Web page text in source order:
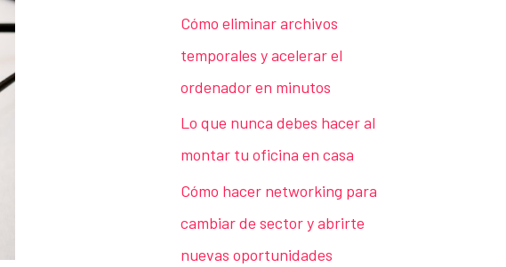
Cómo eliminar archivos
temporales y acelerar el
ordenador en minutos
Lo que nunca debes hacer al
montar tu oficina en casa
Cómo hacer networking para
cambiar de sector y abrirte
nuevas oportunidades